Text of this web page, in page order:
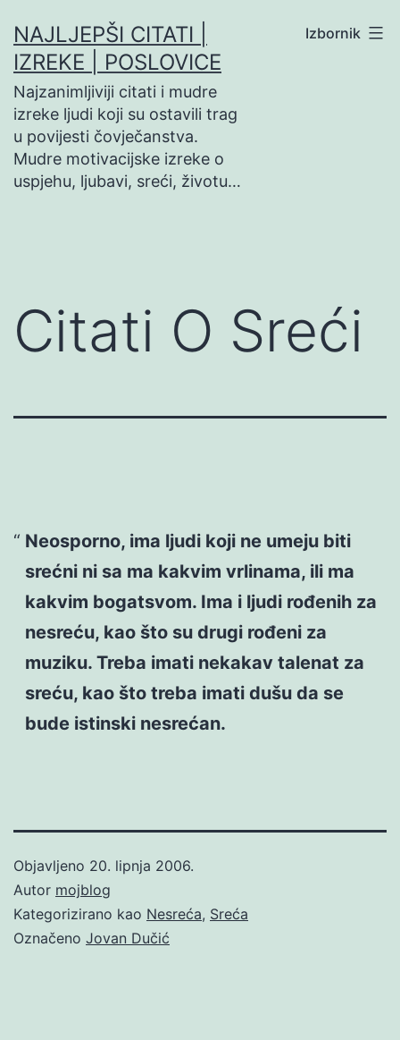
na
sadržaj
NAJLJEPŠI CITATI |
IZREKE | POSLOVICE
Najzanimljiviji citati i mudre
izreke ljudi koji su ostavili trag
u povijesti čovječanstva.
Mudre motivacijske izreke o
uspjehu, ljubavi, sreći, životu…
Izbornik
Citati O Sreći
Neosporno, ima ljudi koji ne umeju biti
srećni ni sa ma kakvim vrlinama, ili ma
kakvim bogatsvom. Ima i ljudi rođenih za
nesreću, kao što su drugi rođeni za
muziku. Treba imati nekakav talenat za
sreću, kao što treba imati dušu da se
bude istinski nesrećan.
Objavljeno 20. lipnja 2006.
Autor mojblog
Kategorizirano kao Nesreća, Sreća
Označeno Jovan Dučić